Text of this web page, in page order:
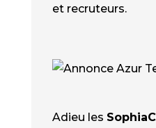
et recruteurs.
Adieu les